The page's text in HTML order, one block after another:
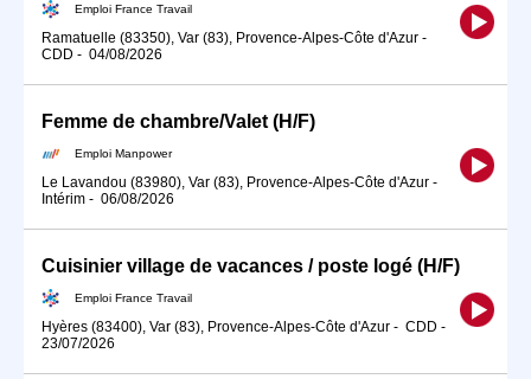
Emploi France Travail
Ramatuelle (83350), Var (83), Provence-Alpes-Côte d'Azur -
CDD - 04/08/2026
Femme de chambre/Valet (H/F)
Emploi Manpower
Le Lavandou (83980), Var (83), Provence-Alpes-Côte d'Azur -
Intérim - 06/08/2026
Cuisinier village de vacances / poste logé (H/F)
Emploi France Travail
Hyères (83400), Var (83), Provence-Alpes-Côte d'Azur - CDD -
23/07/2026